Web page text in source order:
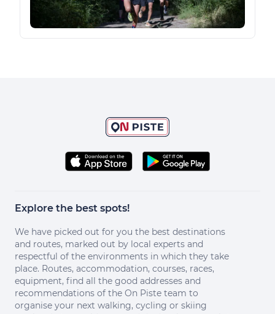
Explore the best spots!
We have picked out for you the best destinations
and routes, marked out by local experts and
respectful of the environments in which they take
place. Routes, accommodation, courses, races,
equipment, find all the good addresses and
recommendations of the On Piste team to
organise your next walking, cycling or skiing